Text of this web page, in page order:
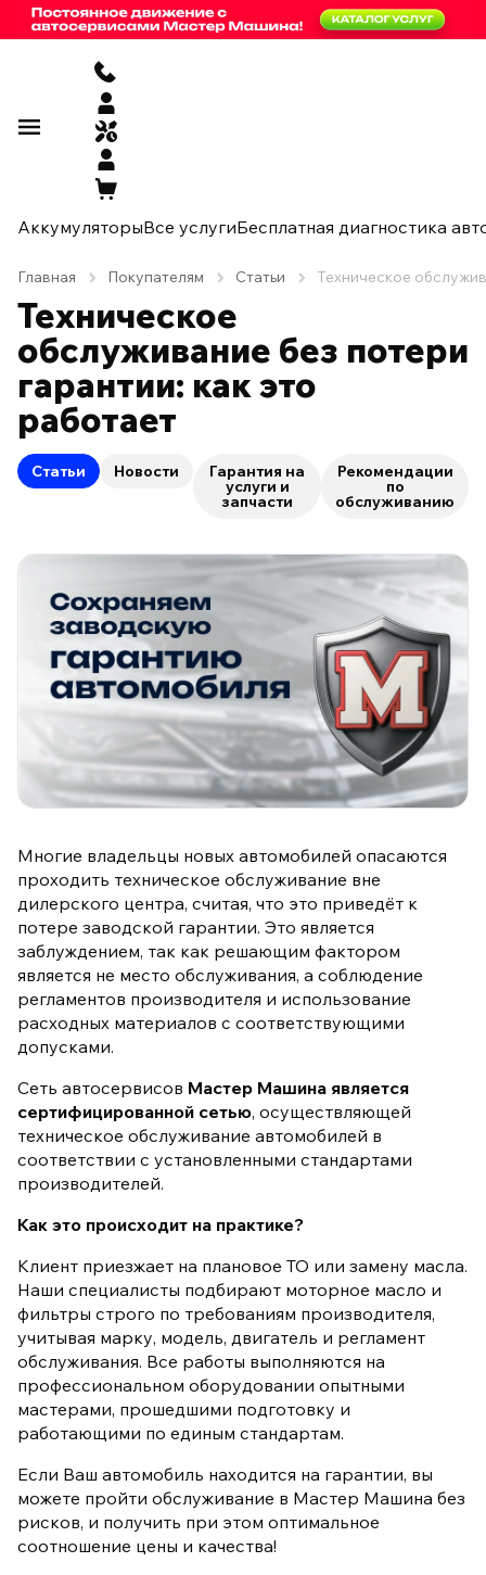
АккумуляторыВсе услугиБесплатная диагностика
Главная Покупателям Статьи Техническое
Техническое
обслуживание без потери
гарантии: как это
работает
Статьи Новости Гарантия на
услуги и
запчасти
Рекомендации
по
обслуживанию
Многие владельцы новых автомобилей опасаются
проходить техническое обслуживание вне
дилерского центра, считая, что это приведёт к
потере заводской гарантии. Это является
заблуждением, так как решающим фактором
является не место обслуживания, а соблюдение
регламентов производителя и использование
расходных материалов с соответствующими
допусками.
Сеть автосервисов Мастер Машина является
сертифицированной сетью, осуществляющей
техническое обслуживание автомобилей в
соответствии с установленными стандартами
производителей.
Как это происходит на практике?
Клиент приезжает на плановое ТО или замену масла.
Наши специалисты подбирают моторное масло и
фильтры строго по требованиям производителя,
учитывая марку, модель, двигатель и регламент
обслуживания. Все работы выполняются на
профессиональном оборудовании опытными
мастерами, прошедшими подготовку и
работающими по единым стандартам.
Если Ваш автомобиль находится на гарантии, вы
можете пройти обслуживание в Мастер Машина без
рисков, и получить при этом оптимальное
соотношение цены и качества!